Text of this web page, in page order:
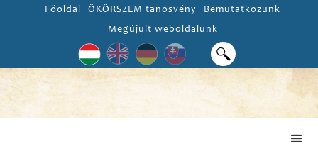
Főoldal ÖKÖRSZEM tanösvény
Bemutatkozunk
Megújult weboldalunk